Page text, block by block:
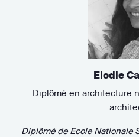
Elodie
Diplômé en architecture
Diplômé deEcole Nationale